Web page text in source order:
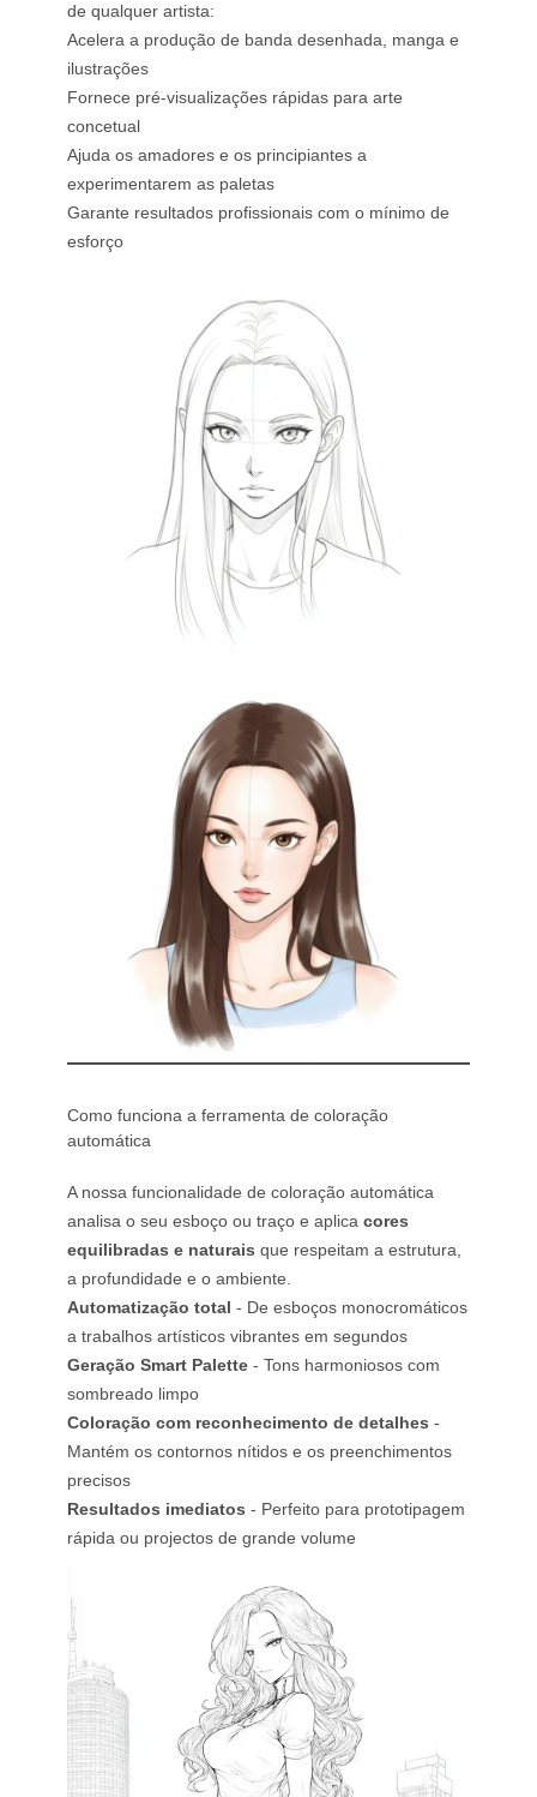
de qualquer artista:
Acelera a produção de banda desenhada, manga e
ilustrações
Fornece pré-visualizações rápidas para arte
concetual
Ajuda os amadores e os principiantes a
experimentarem as paletas
Garante resultados profissionais com o mínimo de
esforço
Como funciona a ferramenta de coloração
automática
A nossa funcionalidade de coloração automática
analisa o seu esboço ou traço e aplica cores
equilibradas e naturais que respeitam a estrutura,
a profundidade e o ambiente.
Automatização total - De esboços monocromáticos
a trabalhos artísticos vibrantes em segundos
Geração Smart Palette - Tons harmoniosos com
sombreado limpo
Coloração com reconhecimento de detalhes -
Mantém os contornos nítidos e os preenchimentos
precisos
Resultados imediatos - Perfeito para prototipagem
rápida ou projectos de grande volume